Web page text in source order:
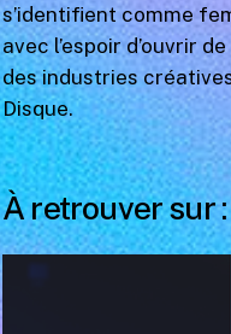
s’identifient comme
avec l’espoir d’ouvrir
des industries
Disque.
À retrouver sur :